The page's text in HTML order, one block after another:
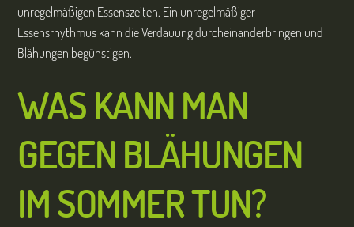
unregelmäßigen Essenszeiten. Ein unregelmäßiger
Essensrhythmus kann die Verdauung durcheinanderbringen und
Blähungen begünstigen.
WAS KANN MAN
GEGEN BLÄHUNGEN
IM SOMMER TUN?